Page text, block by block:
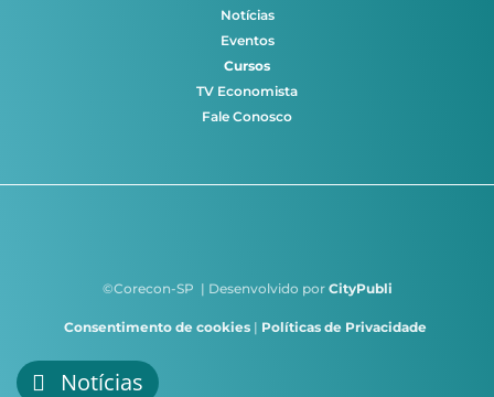
Notícias
Eventos
Cursos
TV Economista
Fale Conosco
©Corecon-SP | Desenvolvido por CityPubli
Consentimento de cookies | Políticas de Privacidade
Notícias